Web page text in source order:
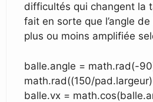
difficultés qui changent la
fait en sorte que l’angle
plus ou moins amplifiée
balle.angle = math.rad(-
math.rad((150/
balle.vx =